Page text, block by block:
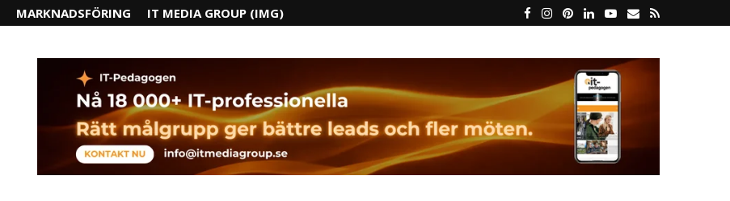
MARKNADSFÖRING IT MEDIA GROUP (IMG)